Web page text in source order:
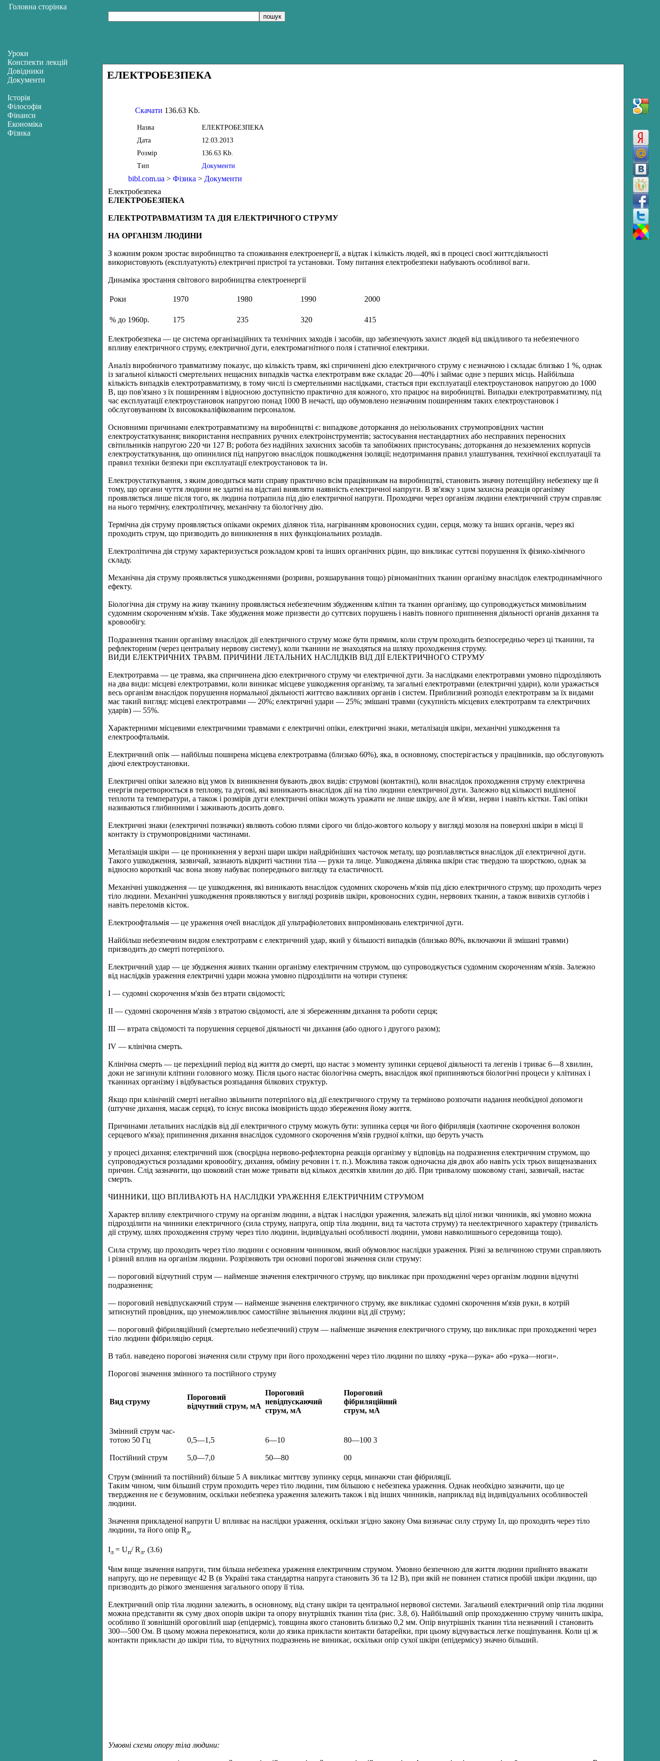
ЕЛЕКТРОБЕЗПЕКА
Скачати 136.63 Kb.
Назва
ЕЛЕКТРОБЕЗПЕКА
Дата
12.03.2013
Розмір
136.63 Kb.
Тип
Документи
bibl.com.ua > Фізика > Документи
Електробезпека
ЕЛЕКТРОБЕЗПЕКА
ЕЛЕКТРОТРАВМАТИЗМ ТА ДІЯ ЕЛЕКТРИЧНОГО СТРУМУ
НА ОРГАНІЗМ ЛЮДИНИ
З кожним роком зростає виробництво та споживання електроенергії, а відтак і кількість людей, які в процесі своєї життєдіяльності
використовують (експлуатують) електричні пристрої та установки. Тому питання електробезпеки набувають особливої ваги.
Динаміка зростання світового виробництва електроенергії
Роки 1970 1980 1990 2000
% до 1960р. 175 235 320 415
Електробезпека — це система організаційних та технічних заходів і засобів, що забезпечують захист людей від шкідливого та небезпечного
впливу електричного струму, електричної дуги, електромагнітного поля і статичної електрики.
Аналіз виробничого травматизму показує, що кількість травм, які спричинені дією електричного струму є незначною і складає близько 1 %, однак
із загальної кількості смертельних нещасних випадків частка електротравм вже складає 20—40% і займає одне з перших місць. Найбільша
кількість випадків електротравматизму, в тому числі із смертельними наслідками, стається при експлуатації електроустановок напругою до 1000
В, що пов'язано з їх поширенням і відносною доступністю практично для кожного, хто працює на виробництві. Випадки електротравматизму, під
час експлуатації електроустановок напругою понад 1000 В нечасті, що обумовлено незначним поширенням таких електроустановок і
обслуговуванням їх висококваліфікованим персоналом.
Основними причинами електротравматизму на виробництві є: випадкове дотор­кання до неізольованих струмопровідних частин
електроустаткування; використання несправних ручних електроінструментів; застосування нестандартних або несправних переносних
світильників напругою 220 чи 127 В; робота без надійних захисних засобів та запобіжних пристосувань; доторкання до незаземлених корпусів
електроустаткування, що опинилися під напругою внаслідок пошкодження ізоляції; недотримання правил улаштування, технічної експлуатації та
правил техніки безпеки при експлуатації електроустановок та ін.
Електроустаткування, з яким доводиться мати справу практично всім працівникам на виробництві, становить значну потенційну небезпеку ще й
тому, що органи чуття людини не здатні на відстані виявляти наявність електричної напруги. В зв'язку з цим захисна реакція організму
проявляється лише після того, як людина потрапила під дію електричної напруги. Проходячи через організм людини електричний струм справляє
на нього термічну, електролітичну, механічну та біологічну дію.
Термічна дія струму проявляється опіками окремих ділянок тіла, нагріванням кровоносних судин, серця, мозку та інших органів, через які
проходить струм, що призводить до виникнення в них функціональних розладів.
Електролітична дія струму характеризується розкладом крові та інших органічних рідин, що викликає суттєві порушення їх фізико-хімічного
складу.
Механічна дія струму проявляється ушкодженнями (розриви, розшарування тощо) різноманітних тканин організму внаслідок електродинамічного
ефекту.
Біологічна дія струму на живу тканину проявляється небезпечним збудженням клітин та тканин організму, що супроводжується мимовільним
судомним скороченням м'язів. Таке збудження може призвести до суттєвих порушень і навіть повного припинення діяльності органів дихання та
кровообігу.
Подразнення тканин організму внаслідок дії електричного струму може бути прямим, коли струм проходить безпосередньо через ці тканини, та
рефлекторним (через центральну нервову систему), коли тканини не знаходяться на шляху проходження струму.
ВИДИ ЕЛЕКТРИЧНИХ ТРАВМ. ПРИЧИНИ ЛЕТАЛЬНИХ НАСЛІДКІВ ВІД ДІЇ ЕЛЕКТРИЧНОГО СТРУМУ
Електротравма — це травма, яка спричинена дією електричного струму чи електричної дуги. За наслідками електротравми умовно підрозділяють
на два види: місцеві електротравми, коли виникає місцеве ушкодження організму, та загальні електротравми (електричні удари), коли уражається
весь організм внаслідок порушення нормальної діяльності життєво важливих органів і систем. Приблизний розподіл електротравм за їх видами
має такий вигляд: місцеві електротравми — 20%; електричні удари — 25%; змішані травми (сукупність місцевих електротравм та електричних
ударів) — 55%.
Характерними місцевими електричними травмами є електричні опіки, електричні знаки, металізація шкіри, механічні ушкодження та
електроофтальмія.
Електричний опік — найбільш поширена місцева електротравма (близько 60%), яка, в основному, спостерігається у працівників, що обслуговують
діючі електроустановки.
Електричні опіки залежно від умов їх виникнення бувають двох видів: струмові (контактні), коли внаслідок проходження струму електрична
енергія перетворюється в теплову, та дугові, які виникають внаслідок дії на тіло людини електричної дуги. Залежно від кількості виділеної
теплоти та температури, а також і розмірів дуги електричні опіки можуть уражати не лише шкіру, але й м'язи, нерви і навіть кістки. Такі опіки
називаються глибинними і заживають досить довго.
Електричні знаки (електричні позначки) являють собою плями сірого чи блідо-жовтого кольору у вигляді мозоля на поверхні шкіри в місці її
контакту із струмопровідними частинами.
Металізація шкіри — це проникнення у верхні шари шкіри найдрібніших часточок металу, що розплавляється внаслідок дії електричної дуги.
Такого ушкодження, зазвичай, зазнають відкриті частини тіла — руки та лице. Ушкоджена ділянка шкіри стає твердою та шорсткою, однак за
відносно короткий час вона знову набуває попереднього вигляду та еластичності.
Механічні ушкодження — це ушкодження, які виникають внаслідок судомних скорочень м'язів під дією електричного струму, що проходить через
тіло людини. Механічні ушкодження проявляються у вигляді розривів шкіри, кровоносних судин, нервових тканин, а також вивихів суглобів і
навіть переломів кісток.
Електроофтальмія — це ураження очей внаслідок дії ультрафіолетових випромінювань електричної дуги.
Найбільш небезпечним видом електротравм є електричний удар, який у більшості випадків (близько 80%, включаючи й змішані травми)
призводить до смерті потерпілого.
Електричний удар — це збудження живих тканин організму електричним струмом, що супроводжується судомним скороченням м'язів. Залежно
від наслідків ураження електричні удари можна умовно підрозділити на чотири ступеня:
I — судомні скорочення м'язів без втрати свідомості;
II — судомні скорочення м'язів з втратою свідомості, але зі збереженням дихання та роботи серця;
III — втрата свідомості та порушення серцевої діяльності чи дихання (або одного і другого разом);
IV — клінічна смерть.
Клінічна смерть — це перехідний період від життя до смерті, що настає з моменту зупинки серцевої діяльності та легенів і триває 6—8 хвилин,
доки не загинули клітини головного мозку. Після цього настає біологічна смерть, внаслідок якої припиняються біологічні процеси у клітинах і
тканинах організму і відбувається розпадання білкових структур.
Якщо при клінічній смерті негайно звільнити потерпілого від дії електричного струму та терміново розпочати надання необхідної допомоги
(штучне дихання, масаж серця), то існує висока імовірність щодо збереження йому життя.
Причинами летальних наслідків від дії електричного струму можуть бути: зупинка серця чи його фібриляція (хаотичне скорочення волокон
серцевого м'яза); припинення дихання внаслідок судомного скорочення м'язів грудної клітки, що беруть участь
у процесі дихання; електричний шок (своєрідна нервово-рефлекторна реакція організму у відповідь на подразнення електричним струмом, що
супроводжується розладами кровообігу, дихання, обміну речовин і т. п.). Можлива також одночасна дія двох або навіть усіх трьох вищеназваних
причин. Слід зазначити, що шоковий стан може тривати від кількох десятків хвилин до діб. При тривалому шоковому стані, зазвичай, настає
смерть.
ЧИННИКИ, ЩО ВПЛИВАЮТЬ НА НАСЛІДКИ УРАЖЕННЯ ЕЛЕКТРИЧНИМ СТРУМОМ
Характер впливу електричного струму на організм людини, а відтак і наслідки ураження, залежать від цілої низки чинників, які умовно можна
підрозділити на чинники електричного (сила струму, напруга, опір тіла людини, вид та частота струму) та неелектричного характеру (тривалість
дії струму, шлях проходження струму через тіло людини, індивідуальні особливості людини, умови навколишнього середовища тощо).
Сила струму, що проходить через тіло людини є основним чинником, який обумовлює наслідки ураження. Різні за величиною струми справляють
і різний вплив на організм людини. Розрізняють три основні порогові значення сили струму:
— пороговий відчутний струм — найменше значення електричного струму, що викликає при проходженні через організм людини відчутні
подразнення;
— пороговий невідпускаючий струм — найменше значення електричного струму, яке викликає судомні скорочення м'язів руки, в котрій
затиснутий провідник, що унеможливлює самостійне звільнення людини від дії струму;
— пороговий фібриляційний (смертельно небезпечний) струм — найменше значення електричного струму, що викликає при проходженні через
тіло людини фібриляцію серця.
В табл. наведено порогові значення сили струму при його проходженні через тіло людини по шляху «рука—рука» або «рука—ноги».
Порогові значення змінного та постійного струму
Вид струму
Пороговий
відчутний струм, мА
Пороговий
невідпускаючий
струм, мА
Пороговий
фібриляційний
струм, мА
Змінний струм час­
тотою 50 Гц
Постійний струм
0,5—1,5
5,0—7,0
6—10
50—80
80—100 3
00
Струм (змінний та постійний) більше 5 А викликає миттєву зупинку серця, минаючи стан фібриляції.
Таким чином, чим більший струм проходить через тіло людини, тим більшою є небезпека ураження. Однак необхідно зазначити, що це
твердження не є безумовним, оскільки небезпека ураження залежить також і від інших чинників, наприклад від індивідуальних особливостей
людини.
Значення прикладеної напруги U впливає на наслідки ураження, оскільки згідно закону Ома визначає силу струму Іл, що проходить через тіло
людини, та його опір Rл.
Іл = Uп/ Rл. (3.6)
Чим вище значення напруги, тим більша небезпека ураження електричним струмом. Умовно безпечною для життя людини прийнято вважати
напругу, що не перевищує 42 В (в Україні така стандартна напруга становить 36 та 12 В), при якій не повинен статися пробій шкіри людини, що
призводить до різкого зменшення загального опору її тіла.
Електричний опір тіла людини залежить, в основному, від стану шкіри та центральної нервової системи. Загальний електричний опір тіла людини
можна представити як суму двох опорів шкіри та опору внутрішніх тканин тіла (рис. 3.8, б). Найбільший опір проходженню струму чинить шкіра,
особливо її зовнішній ороговілий шар (епідерміс), товщина якого становить близько 0,2 мм. Опір внутрішніх тканин тіла незначний і становить
300—500 Ом. В цьому можна переконатися, коли до язика прикласти контакти батарейки, при цьому відчувається легке пощіпування. Коли ці ж
контакти прикласти до шкіри тіла, то відчутних подразнень не виникає, оскільки опір сухої шкіри (епідермісу) значно більший.
Умовні схеми опору тіла людини:
Уроки
Конспекти лекцій
Довідники
Документи
Історія
Філософія
Фінанси
Економіка
Фізика
Головна сторінка